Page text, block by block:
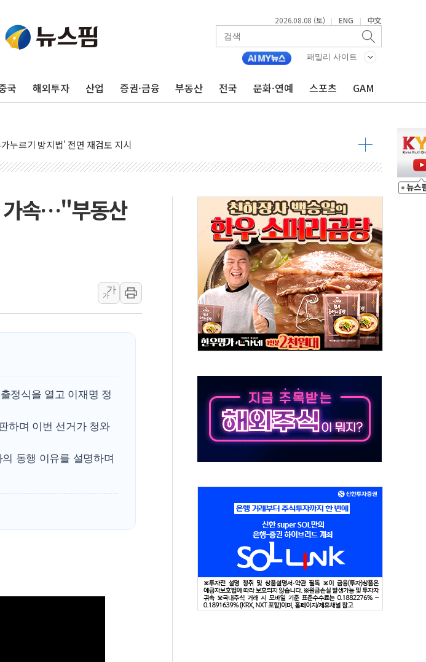
2026.08.08 (토) | ENG | 中文
패밀리 사이트
국 해외투자 산업 증권·금융 부동산 전국 문화·연예 스포츠 GAM
양, 수도 베이징도 부동산 규제 철폐
수위 상승으로 피서객 7명 고립…전원 구조
시간당 50mm 이상 폭우…호우경보 발효
90대 숨져…온열질환 여부 조사
누르기 방지법' 전면 재검토 지시
진 시간당 20~30mm 강한 비...가뭄 해소될 듯
택 검토, 민주당 스스로 원칙 뒤집는 것"
속…청주·진천 35도, 곳곳 소나기
크에 금리 인상 우려 후퇴…S&P500 최고치
예상 밖 부진에 연준 금리 인상 가능성 낮아지며 상승… STOXX 600 지수는 나흘 연속 최고치
가속…"부동산
가
가
정식을 열고 이재명 정
하며 이번 선거가 청와
동행 이유를 설명하며